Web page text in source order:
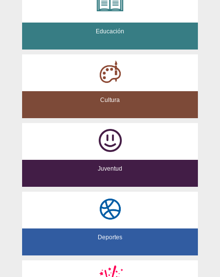
Educación
Cultura
Juventud
Deportes